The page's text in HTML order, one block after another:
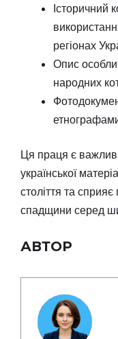
Історичний
регіонах
Опис
народних
Ця праця є
української
століття та сприяє
спадщини серед
АВТОР